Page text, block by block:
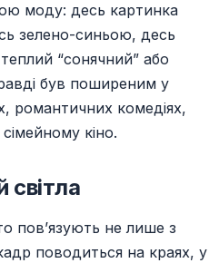
моду: десь картинка
зелено-синьою, десь
“сонячний” або
був поширеним у
романтичних комедіях,
кіно.
світла
пов’язують не лише з
поводиться на краях, у